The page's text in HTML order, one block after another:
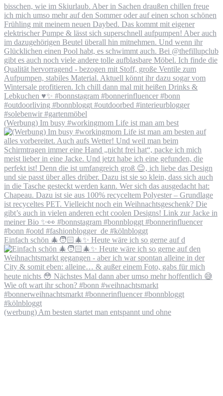
(Werbung) Im busy #workingmom Life ist man am best
Einfach schön 🎄🧑🏻‍🎄✨ Heute wäre ich so gerne auf d
(werbung) Am besten startet man entspannt und ohne